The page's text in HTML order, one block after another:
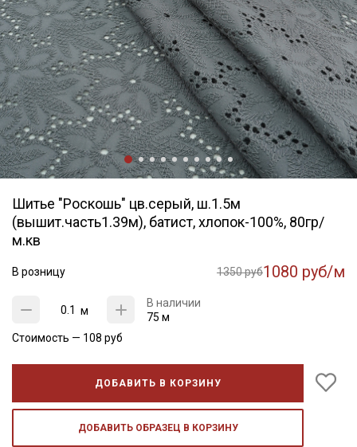
Шитье "Роскошь" цв.серый, ш.1.5м
(вышит.часть1.39м), батист, хлопок-100%, 80гр/
м.кв
В розницу 1350 руб1080 руб/м
м
В наличии
75 м
Стоимость — 108 руб
ДОБАВИТЬ В КОРЗИНУ
ДОБАВИТЬ ОБРАЗЕЦ В КОРЗИНУ